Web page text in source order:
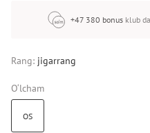
+47 380 bonus klub
Rang: jigarrang
O‘lcham
OS